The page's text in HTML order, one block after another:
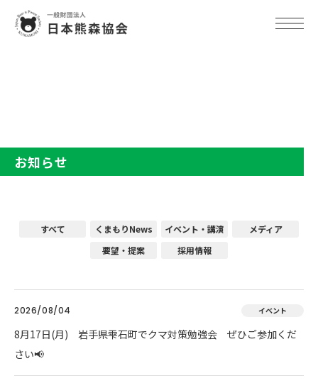
お知らせ
すべて くまもりNews イベント・講演
メディア
要望・提案
採用情報
2026/08/04 イベント
8月17日(月) 岩手県雫石町でクマ対策勉強会 ぜひご参加くだ
さい📢